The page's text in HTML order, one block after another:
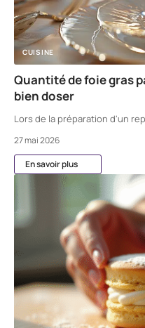
CUISINE
Quantité de foie gras
bien doser
Lors de la préparation d'un
27 mai 2026
En savoir plus